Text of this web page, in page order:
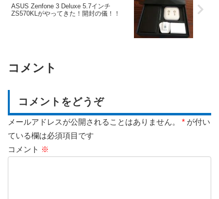
ASUS Zenfone 3 Deluxe 5.7インチ
ZS570KLがやってきた！開封の儀！！
コメント
コメントをどうぞ
メールアドレスが公開されることはありません。 * が付い
ている欄は必須項目です
コメント ※